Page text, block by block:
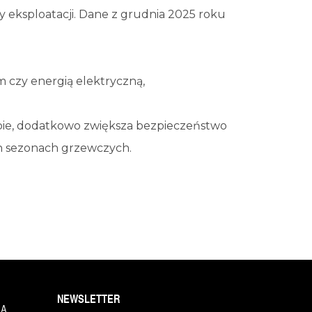
eksploatacji. Dane z grudnia 2025 roku
czy energią elektryczną,
dodatkowo zwiększa bezpieczeństwo
sezonach grzewczych.
NEWSLETTER